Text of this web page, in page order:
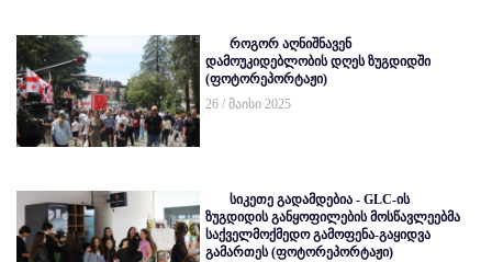
როგორ აღნიშნავენ
დამოუკიდებლობის დღეს ზუგდიდში
(ფოტორეპორტაჟი)
26 / მაისი 2025
სიკეთე გადამდებია - GLC-ის
ზუგდიდის განყოფილების მოსწავლეებმა
საქველმოქმედო გამოფენა-გაყიდვა
გამართეს (ფოტორეპორტაჟი)